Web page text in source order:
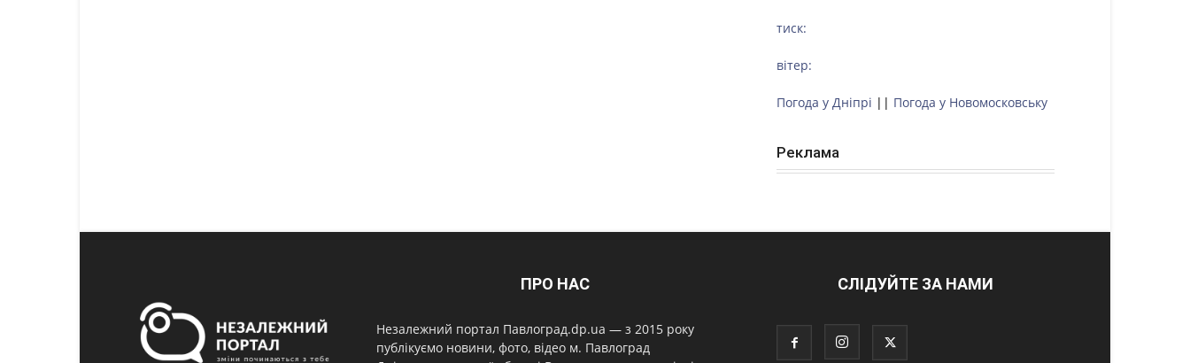
тиск:
вітер:
Погода у Дніпрі || Погода у Новомосковську
Реклама
ПРО НАС
Незалежний портал Павлоград.dp.ua — з 2015 року
публікуємо новини, фото, відео м. Павлоград
СЛІДУЙТЕ ЗА НАМИ